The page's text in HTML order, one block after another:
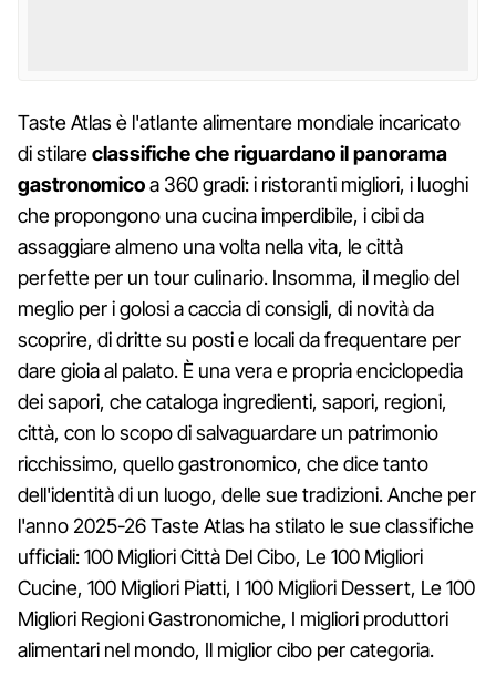
Taste Atlas è l'atlante alimentare mondiale incaricato
di stilareclassifiche che riguardano il panorama
gastronomicoa 360 gradi: i ristoranti migliori, i luoghi
che propongono una cucina imperdibile, i cibi da
assaggiare almeno una volta nella vita, le città
perfette per un tour culinario. Insomma, il meglio del
meglio per i golosi a caccia di consigli, di novità da
scoprire, di dritte su posti e locali da frequentare per
dare gioia al palato. È una vera e propria enciclopedia
dei sapori, che cataloga ingredienti, sapori, regioni,
città, con lo scopo di salvaguardare un patrimonio
ricchissimo, quello gastronomico, che dice tanto
dell'identità di un luogo, delle sue tradizioni. Anche per
l'anno 2025-26 Taste Atlas ha stilato le sue classifiche
ufficiali: 100 Migliori Città Del Cibo, Le 100 Migliori
Cucine, 100 Migliori Piatti, I 100 Migliori Dessert, Le 100
Migliori Regioni Gastronomiche, I migliori produttori
alimentari nel mondo, Il miglior cibo per categoria.